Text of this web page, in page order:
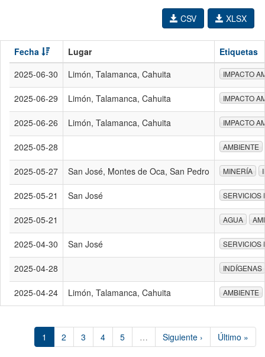
XLSX
CSV
Fecha Lugar
Etiquetas
2025-06-30
Limón, Talamanca, Cahuita IMPACTO
2025-06-29 Limón, Talamanca, Cahuita IMPACTO
2025-06-26 Limón, Talamanca, Cahuita IMPACTO
2025-05-28 AMBIENTE
2025-05-27 San José, Montes de Oca, San Pedro MINERÍA
2025-05-21 San José SERVICIOS
2025-05-21 AGUA
2025-04-30 San José SERVICIOS
2025-04-28 INDÍGENAS
2025-04-24 Limón, Talamanca, Cahuita AMBIENTE
1 2 3 4 5 … Siguiente › Último »